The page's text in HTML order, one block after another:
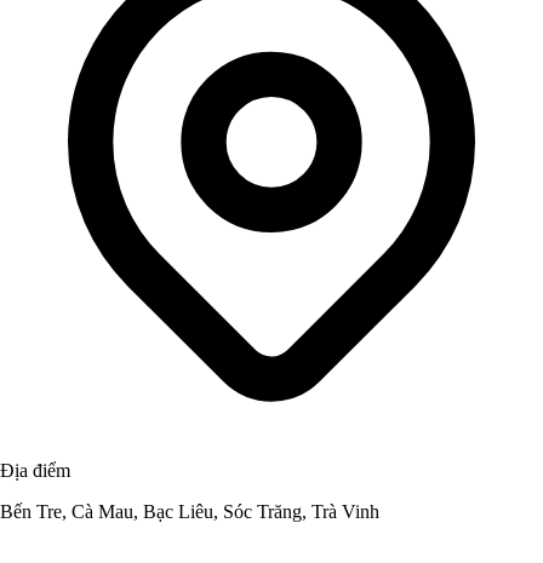
Địa điểm
Bến Tre, Cà Mau, Bạc Liêu, Sóc Trăng, Trà Vinh